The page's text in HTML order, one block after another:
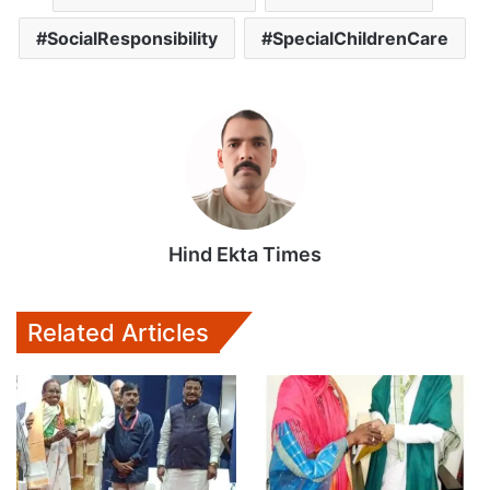
SocialResponsibility SpecialChildrenCare
Hind Ekta Times
Related Articles